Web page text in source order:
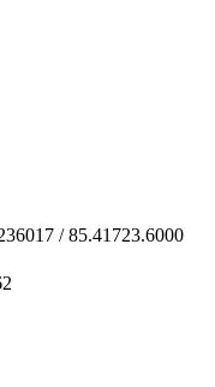
/ 85.41723.6000